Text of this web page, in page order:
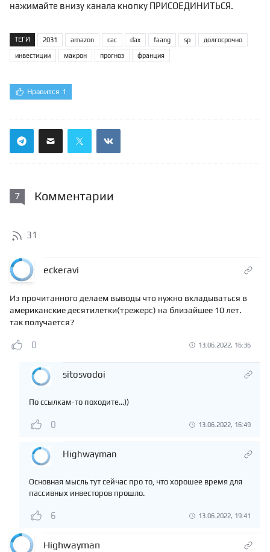
нажимайте внизу канала кнопку ПРИСОЕДИНИТЬСЯ.
ТЕГИ 2031 amazon cac dax faang sp долгосрочно
инвестиции макрон прогноз франция
Нравится 1
7 Комментарии
31
eckeravi
Из прочитанного делаем выводы что нужно вкладываться в
американские десятилетки(трежерс) на блиэайшее 10 лет.
так получается?
0 13.06.2022, 16:36
sitosvodoi
По ссылкам-то походите...))
0 13.06.2022, 16:49
Highwayman
Основная мысль тут сейчас про то, что хорошее время для
пассивных инвесторов прошло.
6 13.06.2022, 19:41
Highwayman